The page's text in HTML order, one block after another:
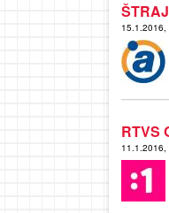
15.1.2016,
RTVS
11.1.2016,